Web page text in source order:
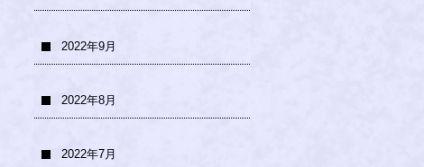
2022年9月
2022年8月
2022年7月